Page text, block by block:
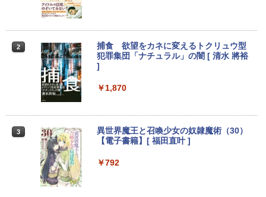
5U 1.6GHz/8GB/256GB(SSD)/Multi/12.1
￥13,300
ャンス】GMKtec ミニpc G3 Pro Intel C
ows11 Pro mini pc 4.1GHz WIFI6 BT5.
2 小型PC VESA対応 ミニパソコン 2画面
高性能 みにpc nucbox 省エネ デスクト
ップPC
￥9,480
モニター 23.8インチ 1920×1080 FHD解
対応 HDMI VGA パソコンモニター チル
トpc/switch/ps4/ps5/xbox
2
捕食 欲望をカネに変えるトクリュウ型
犯罪集団「ナチュラル」の闇 [ 清水 將裕
]
￥1,870
3
異世界魔王と召喚少女の奴隷魔術（30）
【電子書籍】[ 福田直叶 ]
￥792